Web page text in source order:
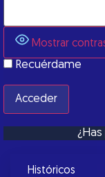
Mostrar
Recuérdame
Históricos